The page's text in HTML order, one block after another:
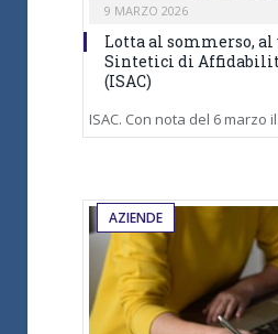
9 MARZO 2026
Lotta al sommerso,
Sintetici di
(ISAC)
ISAC. Con nota del 6 marzo
AZIENDE